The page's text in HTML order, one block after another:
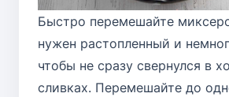
Быстро перемешайте
нужен растопленный и
чтобы не сразу свернулся в
сливках. Перемешайте до